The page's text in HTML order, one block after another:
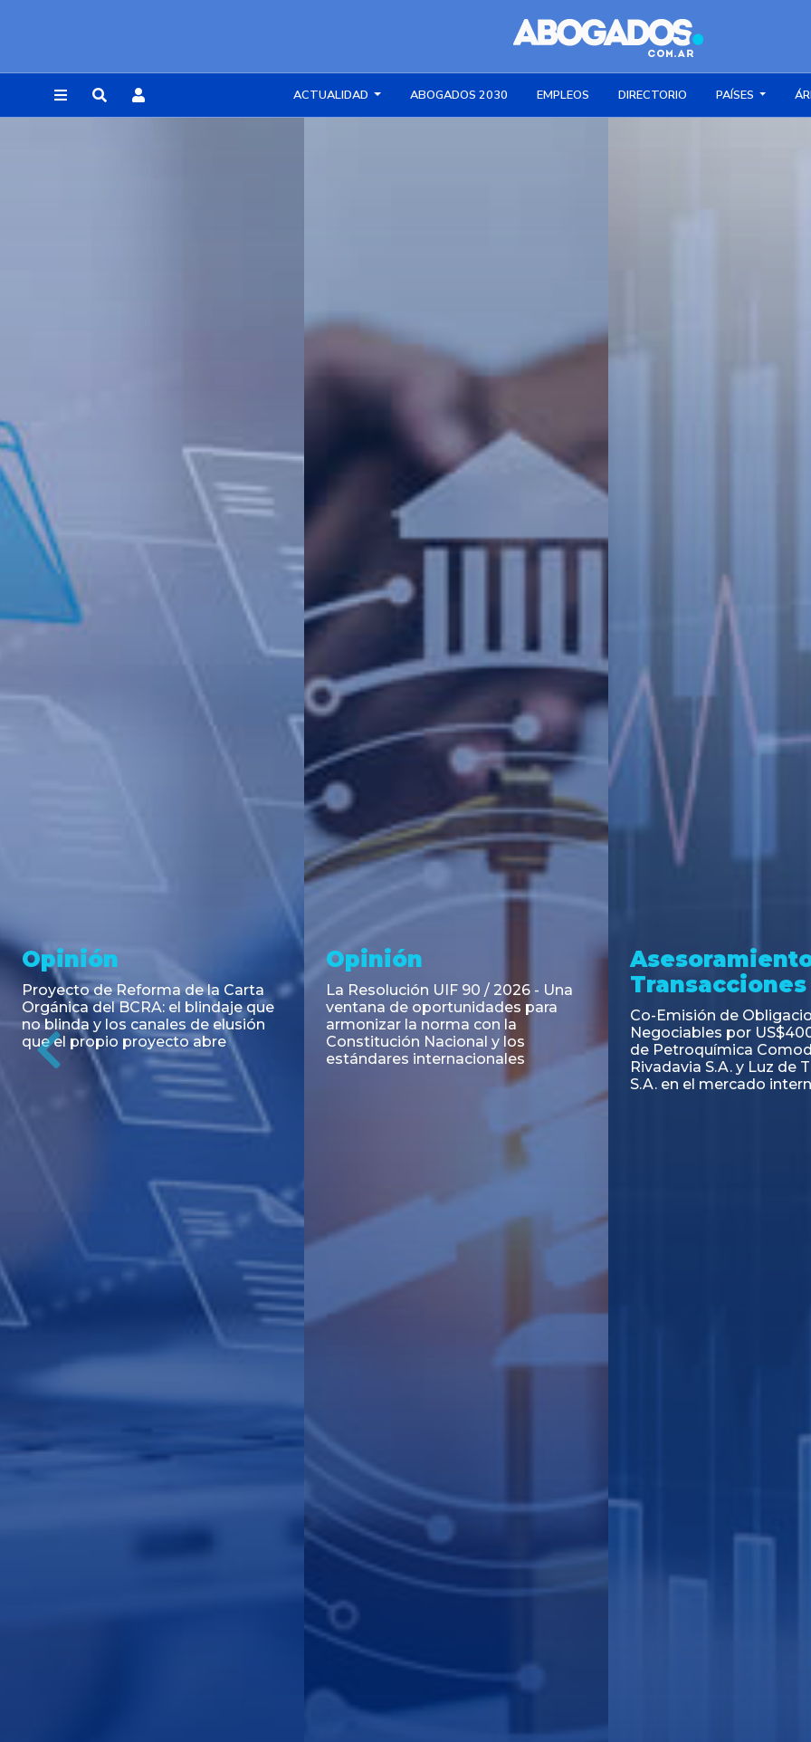
ACTUALIDAD ABOGADOS 2030 EMPLEOS DIRECTORIO PAÍSES
Noticia
RESOLUCIÓN 271/2026 de la
SECRETARIA DE COORDINACIÓN
DE PRODUCCIÓN: Actualización y
unificación de las advertencias
obligatorias en la publicidad de
juegos y apuestas en...
Asesoramiento y
Transacciones
Emisión de Obligaciones
Negociables Clase E de Central
Puerto S.A. por un Valor Nominal
de U$S 98.897.303
Transacciones
PAGBAM asesoró a
autorización para la
de los Certificados de
del Fideicomiso
Inmobiliario "Espacio
Previous